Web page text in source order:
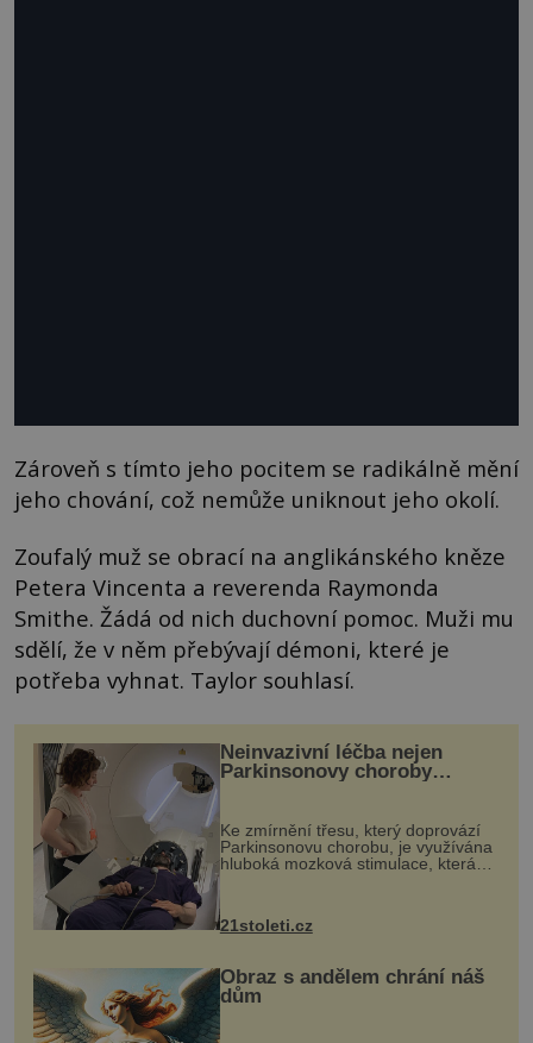
Zároveň s tímto jeho pocitem se radikálně mění
jeho chování, což nemůže uniknout jeho okolí.
Zoufalý muž se obrací na anglikánského kněze
Petera Vincenta a reverenda Raymonda
Smithe. Žádá od nich duchovní pomoc. Muži mu
sdělí, že v něm přebývají démoni, které je
potřeba vyhnat. Taylor souhlasí.
Neinvazivní léčba nejen
Parkinsonovy choroby
Ke zmírnění třesu, který doprovází
Parkinsonovu chorobu, je využívána
hluboká mozková stimulace, která
však vyžaduje vysoce invazivní
k dostatečně přesnému zacílení ...
21stoleti.cz
Obraz s andělem chrání náš
dům